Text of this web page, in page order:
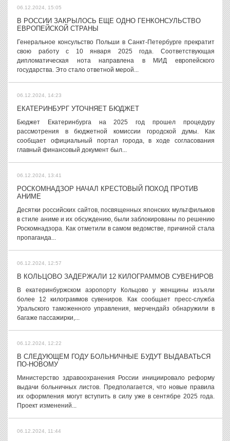
06.12.2024, 15:05
В РОССИИ ЗАКРЫЛОСЬ ЕЩЕ ОДНО ГЕНКОНСУЛЬСТВО
ЕВРОПЕЙСКОЙ СТРАНЫ
Генеральное консульство Польши в Санкт-Петербурге прекратит
свою работу с 10 января 2025 года. Соответствующая
дипломатическая нота направлена в МИД европейского
государства. Это стало ответной мерой...
06.12.2024, 14:23
ЕКАТЕРИНБУРГ УТОЧНЯЕТ БЮДЖЕТ
Бюджет Екатеринбурга на 2025 год прошел процедуру
рассмотрения в бюджетной комиссии городской думы. Как
сообщает официальный портал города, в ходе согласования
главный финансовый документ был...
06.12.2024, 13:41
РОСКОМНАДЗОР НАЧАЛ КРЕСТОВЫЙ ПОХОД ПРОТИВ
АНИМЕ
Десятки российских сайтов, посвященных японских мультфильмов
в стиле аниме и их обсуждению, были заблокированы по решению
Роскомнадзора. Как отметили в самом ведомстве, причиной стала
пропаганда...
06.12.2024, 12:57
В КОЛЬЦОВО ЗАДЕРЖАЛИ 12 КИЛОГРАММОВ СУВЕНИРОВ
В екатеринбуржском аэропорту Кольцово у женщины изъяли
более 12 килограммов сувениров. Как сообщает пресс-служба
Уральского таможенного управления, мерчендайз обнаружили в
багаже пассажирки,...
06.12.2024, 12:22
В СЛЕДУЮЩЕМ ГОДУ БОЛЬНИЧНЫЕ БУДУТ ВЫДАВАТЬСЯ
ПО-НОВОМУ
Министерство здравоохранения России инициировало реформу
выдачи больничных листов. Предполагается, что новые правила
их оформления могут вступить в силу уже в сентябре 2025 года.
Проект изменений...
06.12.2024, 11:44